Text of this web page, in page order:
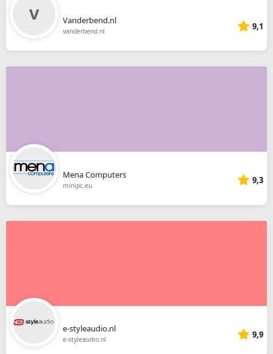
Vanderbend.nl
vanderbend.nl 9,1
Mena Computers
minipc.eu 9,3
e-styleaudio.nl
e-styleaudio.nl 9,9